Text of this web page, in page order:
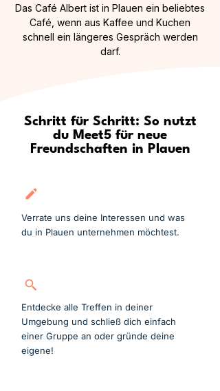
Das Café Albert ist in Plauen ein beliebtes
Café, wenn aus Kaffee und Kuchen
schnell ein längeres Gespräch werden
darf.
Schritt für Schritt: So nutzt
du Meet5 für neue
Freundschaften in Plauen
Verrate uns deine Interessen und was
du in Plauen unternehmen möchtest.
Entdecke alle Treffen in deiner
Umgebung und schließ dich einfach
einer Gruppe an oder gründe deine
eigene!